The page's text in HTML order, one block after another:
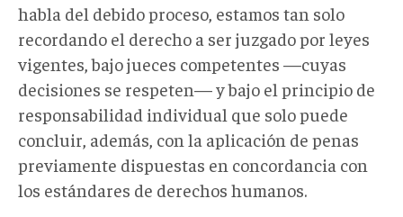
habla del debido proceso, estamos tan solo
recordando el derecho a ser juzgado por leyes
vigentes, bajo jueces competentes —cuyas
decisiones se respeten— y bajo el principio de
responsabilidad individual que solo puede
concluir, además, con la aplicación de penas
previamente dispuestas en concordancia con
los estándares de derechos humanos.